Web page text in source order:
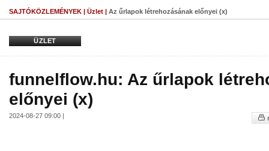
SAJTÓKÖZLEMÉNYEK | Üzlet | Az űrlapok létrehozásának előnyei (x)
ÜZLET
funnelflow.hu: Az űrlapok
előnyei (x)
2024-08-27 09:00 |